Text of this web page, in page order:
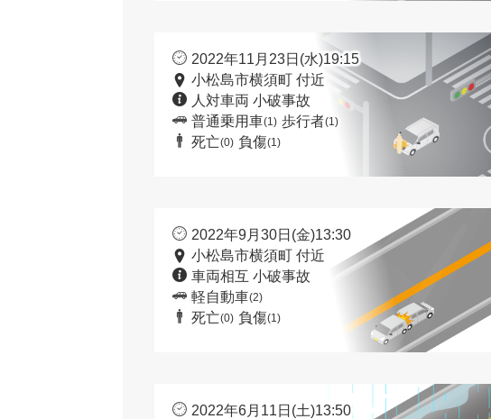
2022年11月23日(水)19:15
小松島市横須町 付近
人対車両 小破事故
普通乗用車(1) 歩行者(1)
死亡(0) 負傷(1)
2022年9月30日(金)13:30
小松島市横須町 付近
車両相互 小破事故
軽自動車(2)
死亡(0) 負傷(1)
2022年6月11日(土)13:50